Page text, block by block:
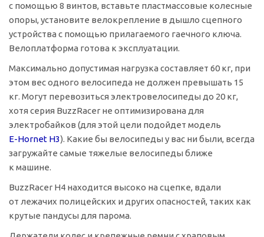
с помощью 8 винтов, вставьте пластмассовые колесные
опоры, установите велокрепление в дышло сцепного
устройства с помощью прилагаемого гаечного ключа.
Велоплатформа готова к эксплуатации.
Максимально допустимая нагрузка составляет 60 кг, при
этом вес одного велосипеда не должен превышать 15
кг. Могут перевозиться электровелосипеды до 20 кг,
хотя серия BuzzRacer не оптимизирована для
электробайков (для этой цели подойдет модель
E-Hornet H3). Какие бы велосипеды у вас ни были, всегда
загружайте самые тяжелые велосипеды ближе
к машине.
BuzzRacer H4 находится высоко на сцепке, вдали
от лежачих полицейских и других опасностей, таких как
крутые пандусы для парома.